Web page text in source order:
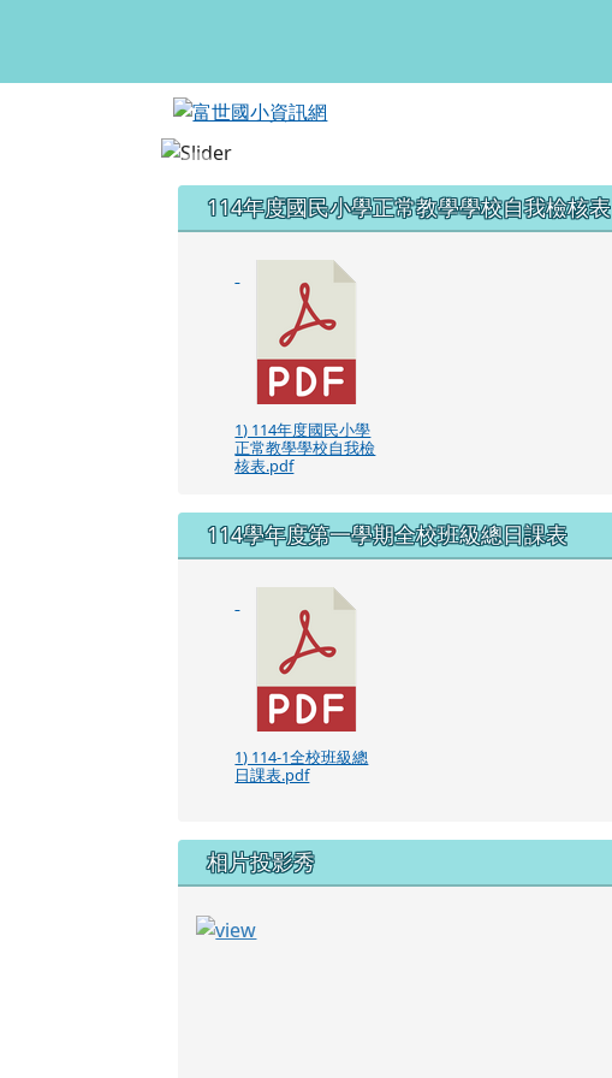
左邊區域內容
114年度國民小學正常教學學校自我檢核表
1) 114年度國民小學
正常教學學校自我檢
核表.pdf
114學年度第一學期全校班級總日課表
1) 114-1全校班級總
日課表.pdf
相片投影秀